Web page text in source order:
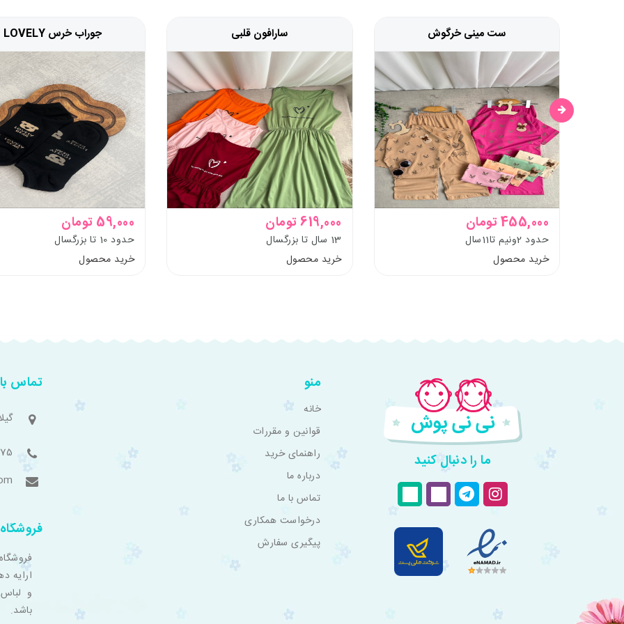
ست مینی خرگوش
455,000 تومان
حدود 2ونیم تا11سال
خرید محصول
سارافون قلبی
619,000 تومان
13 سال تا بزرگسال
خرید محصول
جوراب خرس LOVELY
59,000 تومان
حدود 10 تا بزرگسال
خرید محصول
ما را دنبال کنید
منو
خانه
قوانین و مقررات
راهنمای خرید
درباره ما
تماس با ما
درخواست همکاری
پیگیری سفارش
تماس
ارایه
و
باشد.